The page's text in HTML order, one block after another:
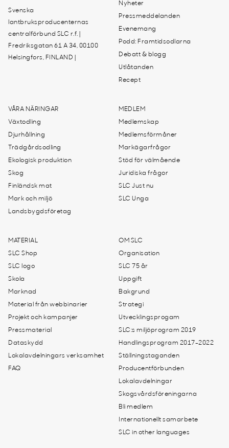
Svenska
lantbruksproducenternas
centralförbund SLC r.f. |
Fredriksgatan 61 A 34, 00100
Helsingfors, FINLAND |
Nyheter
Pressmeddelanden
Evenemang
Podd: Framtidsodlarna
Debatt & blogg
Utlåtanden
Recept
VÅRA NÄRINGAR
Växtodling
Djurhållning
Trädgårdsodling
Ekologisk produktion
Skog
Finländsk mat
Mark och miljö
Landsbygdsföretag
MEDLEM
Medlemskap
Medlemsförmåner
Markägarfrågor
Stöd för välmående
Juridiska frågor
SLC Just nu
SLC Unga
MATERIAL
SLC Shop
SLC logo
Skola
Marknad
Material från webbinarier
Projekt och kampanjer
Pressmaterial
Dataskydd
Lokalavdelningars verksamhet
FAQ
OM SLC
Organisation
SLC 75 år
Uppgift
Bakgrund
Strategi
Utvecklingsprogam
SLC:s miljöprogram 2019
Handlingsprogram 2017-2022
Ställningstaganden
Producentförbunden
Lokalavdelningar
Skogsvårdsföreningarna
Bli medlem
Internationellt samarbete
SLC in other languages